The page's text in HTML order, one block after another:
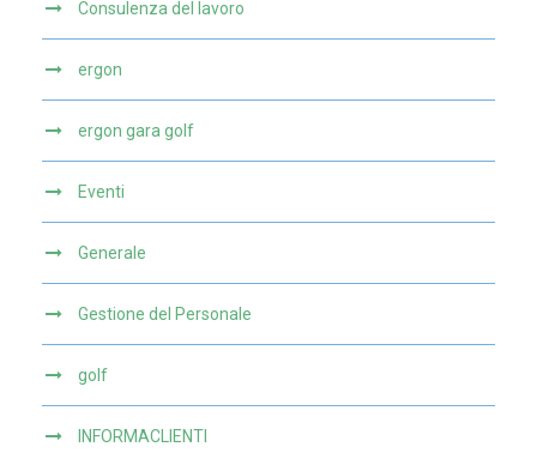
Consulenza del lavoro
ergon
ergon gara golf
Eventi
Generale
Gestione del Personale
golf
INFORMACLIENTI